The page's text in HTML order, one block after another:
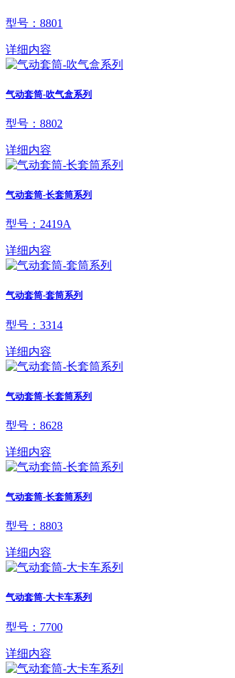
型号：8801
详细内容
气动套筒-吹气盒系列
型号：8802
详细内容
气动套筒-长套筒系列
型号：2419A
详细内容
气动套筒-套筒系列
型号：3314
详细内容
气动套筒-长套筒系列
型号：8628
详细内容
气动套筒-长套筒系列
型号：8803
详细内容
气动套筒-大卡车系列
型号：7700
详细内容